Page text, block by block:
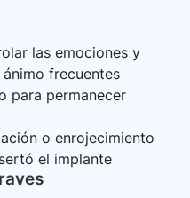
las emociones y
frecuentes
para permanecer
o enrojecimiento
el implante